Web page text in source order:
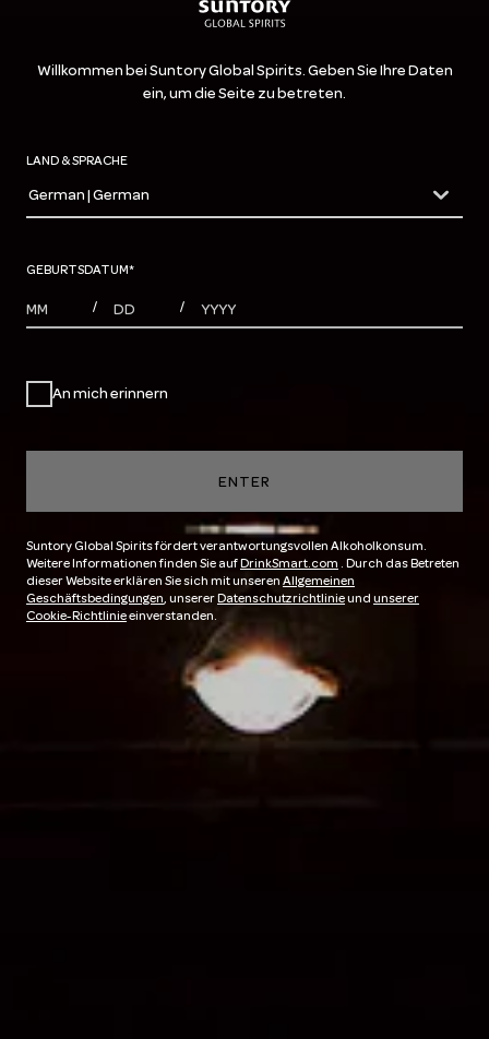
Willkommen bei Suntory Global Spirits. Geben Sie Ihre Daten
ein, um die Seite zu betreten.
LAND & SPRACHE
countryDropdown
German | German
GEBURTSDATUM*
MONTHS
/ DAYS / YEAR
An mich erinnern
ENTER
Suntory Global Spirits fördert verantwortungsvollen Alkoholkonsum.
Weitere Informationen finden Sie aufDrinkSmart.com . Durch das Betreten
dieser Website erklären Sie sich mit unseren Allgemeinen
Geschäftsbedingungen, unsererDatenschutzrichtlinieund unserer
Cookie-Richtlinieeinverstanden.